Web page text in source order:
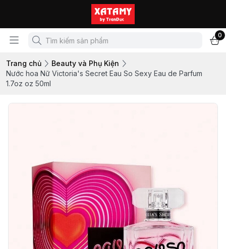
0
Trang chủ
Beauty và Phụ Kiện
Nước hoa Nữ Victoria's Secret Eau So Sexy Eau de Parfum
1.7oz oz 50ml